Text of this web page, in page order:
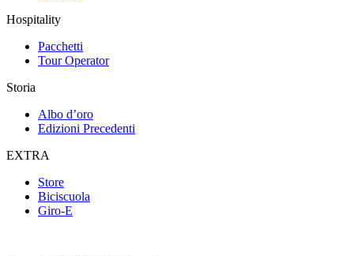
Hospitality
Pacchetti
Tour Operator
Storia
Albo d’oro
Edizioni Precedenti
EXTRA
Store
Biciscuola
Giro-E